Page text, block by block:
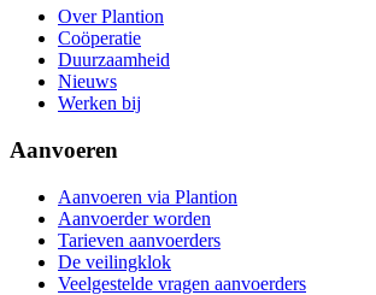
Over Plantion
Coöperatie
Duurzaamheid
Nieuws
Werken bij
Aanvoeren
Aanvoeren via Plantion
Aanvoerder worden
Tarieven aanvoerders
De veilingklok
Veelgestelde vragen aanvoerders